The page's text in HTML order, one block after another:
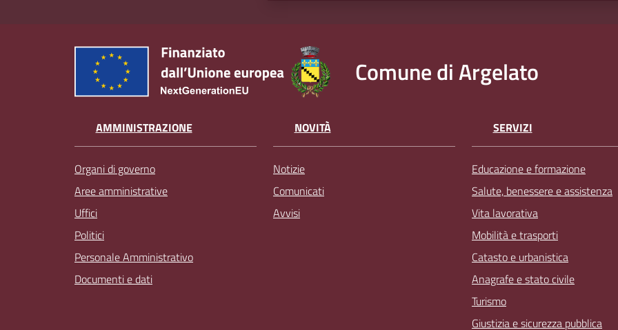
Comune di Argelato
AMMINISTRAZIONE
Organi di governo
Aree amministrative
Uffici
Politici
Personale Amministrativo
Documenti e dati
NOVITÀ
Notizie
Comunicati
Avvisi
SERVIZI
Educazione e formazione
Salute, benessere e assistenza
Vita lavorativa
Mobilità e trasporti
Catasto e urbanistica
Anagrafe e stato civile
Turismo
Giustizia e sicurezza pubblica